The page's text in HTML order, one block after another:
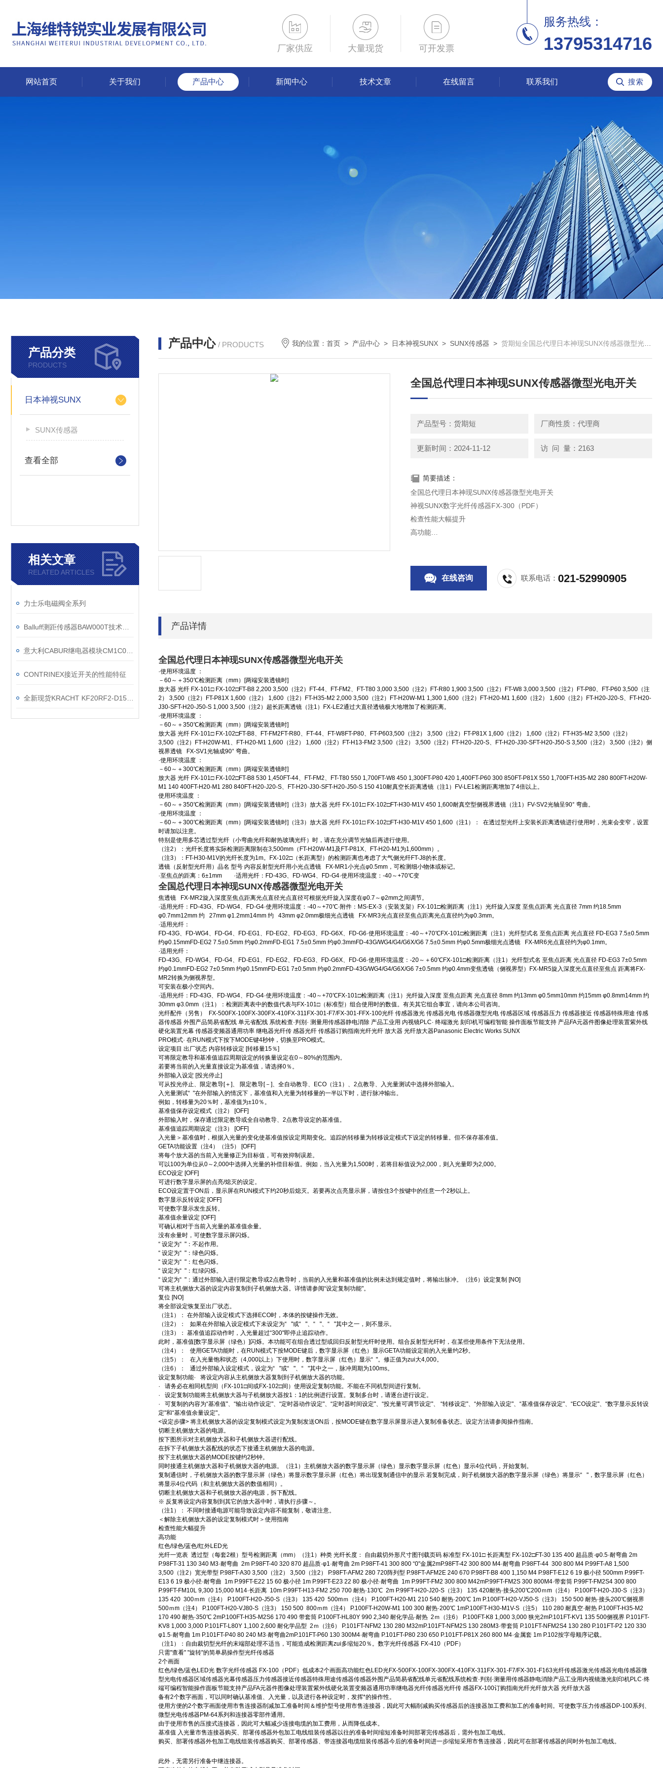
厂家供应 大量现货 可开发票
服务热线：
13795314716
网站首页 关于我们 产品中心 新闻中心 技术文章 在线留言 联系我们
产品分类
PRODUCTS
日本神视SUNX
SUNX传感器
查看全部
相关文章
RELATED ARTICLES
力士乐电磁阀全系列
CONTRINEX接近开关的性能特征
产品中心 / PRODUCTS 我的位置：首页 > 产品中心 > 日本神视SUNX > SUNX传感器 >货期短全国总代理日本神现SUNX传感器微型光电开关
全国总代理日本神现SUNX传感器微型光电开关
产品型号：货期短 厂商性质：代理商
更新时间：2024-11-12 访 问 量：2163
简要描述：
全国总代理日本神现SUNX传感器微型光电开关
神视SUNX数字光纤传感器FX-300（PDF）
检查性能大幅提升
高功能
在线咨询 联系电话：021-52990905
产品详情
全国总代理日本神现SUNX传感器微型光电开关
·使用环境温度 ：
－60～＋350℃检测距离（mm）[两端安装透镜时]
放大器 光纤 FX-101□ FX-102□FT-B8 2,200 3,500（注2）FT-44、FT-FM2、FT-T80 3,000 3,500（注2）FT-R80 1,900 3,500（注2）FT-W8 3,000 3,500（注2）FT-P80、FT-P60 3,500（注
2） 3,500（注2）FT-P81X 1,600（注2） 1,600（注2）FT-H35-M2 2,000 3,500（注2）FT-H20W-M1 1,300 1,600（注2）FT-H20-M1 1,600（注2） 1,600（注2）FT-H20-J20-S、FT-H20-
J30-SFT-H20-J50-S 1,000 3,500（注2）超长距离透镜（注1）FX-LE2通过大直径透镜极大地增加了检测距离。
·使用环境温度 ：
－60～＋350℃检测距离（mm）[两端安装透镜时]
放大器 光纤 FX-101□ FX-102□FT-B8、FT-FM2FT-R80、FT-44、FT-W8FT-P80、FT-P603,500（注2） 3,500（注2）FT-P81X 1,600（注2） 1,600（注2）FT-H35-M2 3,500（注2）
3,500（注2）FT-H20W-M1、FT-H20-M1 1,600（注2） 1,600（注2）FT-H13-FM2 3,500（注2） 3,500（注2）FT-H20-J20-S、FT-H20-J30-SFT-H20-J50-S 3,500（注2） 3,500（注2）侧
视界透镜 FX-SV1光轴成90° 弯曲。
·使用环境温度 ：
－60～＋300℃检测距离（mm）[两端安装透镜时]
放大器 光纤 FX-101□ FX-102□FT-B8 530 1,450FT-44、FT-FM2、FT-T80 550 1,700FT-W8 450 1,300FT-P80 420 1,400FT-P60 300 850FT-P81X 550 1,700FT-H35-M2 280 800FT-H20W-
M1 140 400FT-H20-M1 280 840FT-H20-J20-S、FT-H20-J30-SFT-H20-J50-S 150 410耐真空长距离透镜（注1）FV-LE1检测距离增加了4倍以上。
使用环境温度 ：
－60～＋350℃检测距离（mm）[两端安装透镜时]（注3）放大器 光纤 FX-101□ FX-102□FT-H30-M1V 450 1,600耐真空型侧视界透镜（注1）FV-SV2光轴呈90° 弯曲。
·使用环境温度 ：
－60～＋300℃检测距离（mm）[两端安装透镜时]（注3）放大器 光纤 FX-101□ FX-102□FT-H30-M1V 450 1,600（注1）： 在透过型光纤上安装长距离透镜进行使用时，光束会变窄，设置
时请加以注意。
特别是使用多芯透过型光纤（小弯曲光纤和耐热玻璃光纤）时，请在充分调节光轴后再进行使用。
（注2）：光纤长度将实际检测距离限制在3,500mm（FT-H20W-M1及FT-P81X、FT-H20-M1为1,600mm）。
（注3）：FT-H30-M1V的光纤长度为1m。FX-102□（长距离型）的检测距离也考虑了大气侧光纤FT-J8的长度。
透镜（反射型光纤用）品名 型号 内容反射型光纤用小光点透镜 FX-MR1小光点φ0.5mm，可检测细小物体或标记。
·至焦点的距离：6±1mm ·适用光纤：FD-43G、FD-WG4、FD-G4·使用环境温度：-40～+70℃变
全国总代理日本神现SUNX传感器微型光电开关
焦透镜 FX-MR2旋入深度至焦点距离光点直径光点直径可根据光纤旋入深度在φ0.7～φ2mm之间调节。
·适用光纤：FD-43G、FD-WG4、FD-G4·使用环境温度：-40～+70℃·附件：MS-EX-3（安装支架）FX-101□检测距离（注1）光纤旋入深度 至焦点距离 光点直径 7mm 约18.5mm
φ0.7mm12mm 约 27mm φ1.2mm14mm 约 43mm φ2.0mm极细光点透镜 FX-MR3光点直径至焦点距离光点直径约为φ0.3mm。
·适用光纤：
FD-43G、FD-WG4、FD-G4、FD-EG1、FD-EG2、FD-EG3、FD-G6X、FD-G6·使用环境温度：-40～+70℃FX-101□检测距离（注1）光纤型式名 至焦点距离 光点直径 FD-EG3 7.5±0.5mm
约φ0.15mmFD-EG2 7.5±0.5mm 约φ0.2mmFD-EG1 7.5±0.5mm 约φ0.3mmFD-43G/WG4/G4/G6X/G6 7.5±0.5mm 约φ0.5mm极细光点透镜 FX-MR6光点直径约为φ0.1mm。
·适用光纤：
FD-43G、FD-WG4、FD-G4、FD-EG1、FD-EG2、FD-EG3、FD-G6X、FD-G6·使用环境温度：-20～＋60℃FX-101□检测距离（注1）光纤型式名 至焦点距离 光点直径 FD-EG3 7±0.5mm
约φ0.1mmFD-EG2 7±0.5mm 约φ0.15mmFD-EG1 7±0.5mm 约φ0.2mmFD-43G/WG4/G4/G6X/G6 7±0.5mm 约φ0.4mm变焦透镜（侧视界型）FX-MR5旋入深度光点直径至焦点 距离将FX-
MR2转换为侧视界型。
可安装在极小空间内。
·适用光纤：FD-43G、FD-WG4、FD-G4·使用环境温度：-40～+70℃FX-101□检测距离（注1）光纤旋入深度 至焦点距离 光点直径 8mm 约13mm φ0.5mm10mm 约15mm φ0.8mm14mm 约
30mm φ3.0mm（注1）：检测距离表中的数值代表与FX-101□（标准型）组合使用时的数值。有关其它组合事宜，请向本公司咨询。
光纤配件（另售） FX-500FX-100FX-300FX-410FX-311FX-301-F7/FX-301-FFX-100光纤 传感器激光 传感器光电 传感器微型光电 传感器区域 传感器压力 传感器接近 传感器特殊用途 传感
器传感器 外围产品简易省配线 单元省配线 系统检查·判别· 测量用传感器静电消除 产品工业用 内视镜PLC· 终端激光 刻印机可编程智能 操作面板节能支持 产品FA元器件图像处理装置紫外线
硬化装置光幕 传感器变频器通用功率 继电器光纤传 感器光纤 传感器订购指南光纤光纤 放大器 光纤放大器Panasonic Electric Works SUNX
PRO模式· 在RUN模式下按下MODE键4秒钟，切换至PRO模式。
设定项目 出厂状态 内容转移设定 [转移量15％]
可将限定教导和基准值追踪周期设定的转换量设定在0～80%的范围内。
若要将当前的入光量直接设定为基准值，请选择0％。
外部输入设定 [投光停止]
可从投光停止、限定教导[＋]、 限定教导[－]、全自动教导、ECO（注1）、2点教导、入光量测试中选择外部输入。
入光量测试“ "在外部输入的情况下，基准值和入光量为转移量的一半以下时，进行脉冲输出。
例如，转移量为20％时，基准值为±10％。
基准值保存设定模式（注2） [OFF]
外部输入时，保存通过限定教导或全自动教导、2点教导设定的基准值。
基准值追踪周期设定（注3） [OFF]
入光量＞基准值时，根据入光量的变化使基准值按设定周期变化。追踪的转移量为转移设定模式下设定的转移量。但不保存基准值。
GETA功能设置（注4）（注5） [OFF]
将每个放大器的当前入光量修正为目标值，可有效抑制误差。
可以100为单位从0～2,000中选择入光量的补偿目标值。例如，当入光量为1,500时，若将目标值设为2,000，则入光量即为2,000。
ECO设定 [OFF]
可进行数字显示屏的点亮/熄灭的设定。
ECO设定置于ON后，显示屏在RUN模式下约20秒后熄灭。若要再次点亮显示屏，请按住3个按键中的任意一个2秒以上。
数字显示反转设定 [OFF]
可使数字显示发生反转。
基准值余量设定 [OFF]
可确认相对于当前入光量的基准值余量。
没有余量时，可使数字显示屏闪烁。
“ 设定为“ "：不起作用。
“ 设定为“ "：绿色闪烁。
“ 设定为“ "：红色闪烁。
“ 设定为“ "：红绿闪烁。
“ 设定为“ "：通过外部输入进行限定教导或2点教导时，当前的入光量和基准值的比例未达到规定值时，将输出脉冲。（注6）设定复制 [NO]
可将主机侧放大器的设定内容复制到子机侧放大器。详情请参阅“设定复制功能"。
复位 [NO]
将全部设定恢复至出厂状态。
（注1）： 在外部输入设定模式下选择ECO时，本体的按键操作无效。
（注2）： 如果在外部输入设定模式下未设定为“ "或“ "、“ "、“ "其中之一，则不显示。
（注3）： 基准值追踪动作时，入光量超过“300"即停止追踪动作。
此时，基准值[数字显示屏（绿色）]闪烁。本功能可在组合透过型或回归反射型光纤时使用。组合反射型光纤时，在某些使用条件下无法使用。
（注4）： 使用GETA功能时，在RUN模式下按MODE键后，数字显示屏（红色）显示GETA功能设定前的入光量约2秒。
（注5）： 在入光量饱和状态（4,000以上）下使用时，数字显示屏（红色）显示“ "。修正值为zui大4,000。
（注6）： 通过外部输入设定模式，设定为“ "或“ "、“ "其中之一，脉冲周期为100ms。
设定复制功能· 将设定内容从主机侧放大器复制到子机侧放大器的功能。
· 请务必在相同机型间（FX-101□间或FX-102□间）使用设定复制功能。不能在不同机型间进行复制。
· 设定复制功能将主机侧放大器与子机侧放大器按1：1的比例进行设置。复制多台时，请逐台进行设定。
· 可复制的内容为“基准值"、“输出动作设定"、“定时器动作设定"、“定时器时间设定"、“投光量可调节设定"、 “转移设定"、“外部输入设定"、“基准值保存设定"、“ECO设定"、“数字显示反转设
定"和“基准值余量设定"。
<设定步骤> 将主机侧放大器的设定复制模式设定为复制发送ON后，按MODE键在数字显示屏显示进入复制准备状态。设定方法请参阅操作指南。
切断主机侧放大器的电源。
按下图所示对主机侧放大器和子机侧放大器进行配线。
在拆下子机侧放大器配线的状态下接通主机侧放大器的电源。
按下主机侧放大器的MODE按键约2秒钟。
同时接通主机侧放大器和子机侧放大器的电源。（注1）主机侧放大器的数字显示屏（绿色）显示数字显示屏（红色）显示4位代码，开始复制。
复制通信时，子机侧放大器的数字显示屏（绿色）将显示数字显示屏（红色）将出现复制通信中的显示 若复制完成，则子机侧放大器的数字显示屏（绿色）将显示“ "，数字显示屏（红色）
将显示4位代码（和主机侧放大器的数值相同）。
切断主机侧放大器和子机侧放大器的电源，拆下配线。
※ 反复将设定内容复制到其它的放大器中时，请执行步骤～。
（注1）： 不同时接通电源可能导致设定内容不能复制，敬请注意。
＜解除主机侧放大器的设定复制模式时＞使用指南
检查性能大幅提升
高功能
红色/绿色/蓝色/红外LED光
光纤一览表 透过型（每套2根）型号检测距离（mm）（注1）种类 光纤长度： 自由裁切外形尺寸图刊载页码 标准型 FX-101□ 长距离型 FX-102□FT-30 135 400 超品质·φ0.5·耐弯曲 2m
P.98FT-31 130 340 M3·耐弯曲 2m P.98FT-40 320 870 超品质·φ1·耐弯曲 2m P.98FT-41 300 800 “0"金属2mP.98FT-42 300 800 M4·耐弯曲 P.98FT-44 300 800 M4 P.99FT-A8 1,500
3,500（注2）宽光带型 P.98FT-A30 3,500（注2） 3,500（注2） P.98FT-AFM2 280 720阵列型 P.98FT-AFM2E 240 670 P.98FT-B8 400 1,150 M4 P.98FT-E12 6 19 极小径 500mm P.99FT-
E13 6 19 极小径·耐弯曲 1m P.99FT-E22 15 60 极小径 1m P.99FT-E23 22 80 极小径·耐弯曲 1m P.99FT-FM2 300 800 M42mP.99FT-FM2S 300 800M4·带套筒 P.99FT-FM2S4 300 800
P.99FT-FM10L 9,300 15,000 M14·长距离 10m P.99FT-H13-FM2 250 700 耐热·130℃ 2m P.99FT-H20-J20-S（注3） 135 420耐热·接头200℃200ｍm（注4） P.100FT-H20-J30-S（注3）
135 420 300ｍm（注4） P.100FT-H20-J50-S（注3） 135 420 500mｍ（注4） P.100FT-H20-M1 210 540 耐热·200℃ 1m P.100FT-H20-VJ50-S（注3） 150 500 耐热·接头200℃侧视界
500ｍm（注4） P.100FT-H20-VJ80-S（注3） 150 500 800ｍm（注4） P.100FT-H20W-M1 100 300 耐热·200℃ 1mP.100FT-H30-M1V-S（注5） 110 280 耐真空·耐热 P.100FT-H35-M2
170 490 耐热·350℃ 2mP.100FT-H35-M2S6 170 490 带套筒 P.100FT-HL80Y 990 2,340 耐化学品·耐热 2ｍ（注6） P.100FT-K8 1,000 3,000 狭光2mP.101FT-KV1 135 500侧视界 P.101FT-
KV8 1,000 3,000 P.101FT-L80Y 1,100 2,600 耐化学品型 2ｍ（注6） P.101FT-NFM2 130 280 M32mP.101FT-NFM2S 130 280M3·带套筒 P.101FT-NFM2S4 130 280 P.101FT-P2 120 330
φ1.5·耐弯曲 1m P.101FT-P40 80 240 M3·耐弯曲2mP.101FT-P60 130 300M4·耐弯曲 P.101FT-P80 230 650 P.101FT-P81X 260 800 M4·金属套 1m P.102按字母顺序记载。
（注1）：自由裁切型光纤的末端部处理不适当，可能造成检测距离zui多缩短20％。数字光纤传感器 FX-410（PDF）
只需"查看" "旋转"的简单易操作型光纤传感器
2个画面
红色/绿色/蓝色LED光 数字光纤传感器 FX-100（PDF）低成本2个画面高功能红色LED光FX-500FX-100FX-300FX-410FX-311FX-301-F7/FX-301-F163光纤传感器激光传感器光电传感器微
型光电传感器区域传感器光幕传感器压力传感器接近传感器特殊用途传感器传感器外围产品简易省配线单元省配线系统检查·判别·测量用传感器静电消除产品工业用内视镜激光刻印机PLC·终
端可编程智能操作面板节能支持产品FA元器件图像处理装置紫外线硬化装置变频器通用功率继电器光纤传感器光纤传 感器FX-100订购指南光纤光纤放大器 光纤放大器
备有2个数字画面，可以同时确认基准值、入光量，以及进行各种设定时，发挥*的操作性。
使用方便的2个数字画面使用市售连接器削减加工准备时间＆维护型号使用市售连接器，因此可大幅削减购买传感器后的连接器加工费和加工的准备时间。可使数字压力传感器DP-100系列、
微型光电传感器PM-64系列和连接器零部件通用。
由于使用市售的压接式连接器，因此可大幅减少连接电缆的加工费用，从而降低成本。
基准值 入光量市售连接器购买、部署传感器外包加工电线组装传感器以往的准备时间缩短准备时间部署完传感器后，需外包加工电线。
购买、部署传感器外包加工电线组装传感器购买、部署传感器、带连接器电缆组装传感器今后的准备时间进一步缩短采用市售连接器，因此可在部署传感器的同时外包加工电线。
此外，无需另行准备中继连接器。